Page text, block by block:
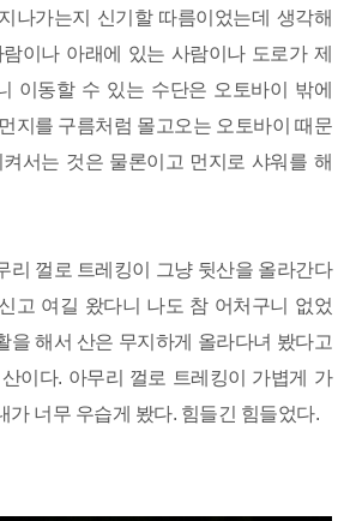
나가는지 신기할 따름이었는데 생각해
이나 아래에 있는 사람이나 도로가 제
이동할 수 있는 수단은 오토바이 밖에
지를 구름처럼 몰고오는 오토바이 때문
서는 것은 물론이고 먼지로 샤워를 해
리 껄로 트레킹이 그냥 뒷산을 올라간다
고 여길 왔다니 나도 참 어처구니 없었
을 해서 산은 무지하게 올라다녀 봤다고
이다. 아무리 껄로 트레킹이 가볍게 가
가 너무 우습게 봤다. 힘들긴 힘들었다.